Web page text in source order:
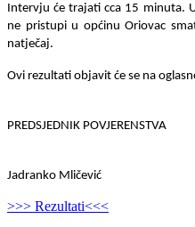
Intervju će trajati cca 15 minuta.
ne pristupi u općinu Oriovac
natječaj.
Ovi rezultati objavit će se na
PREDSJEDNIK POVJERENSTVA
Jadranko Mličević
>>> Rezultati<<<